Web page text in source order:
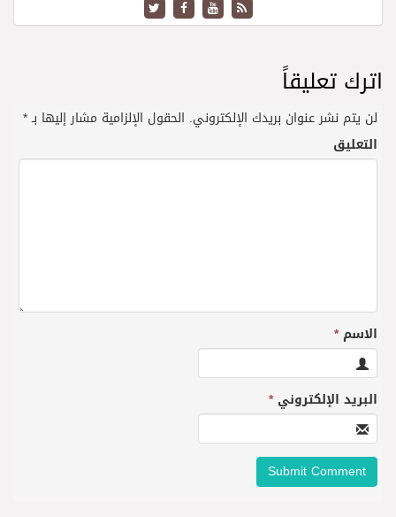
اترك تعليقاً
لن يتم نشر عنوان بريدك الإلكتروني. الحقول الإلزامية مشار إليها بـ*
التعليق
الاسم*
البريد الإلكتروني*